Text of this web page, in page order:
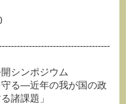
シンポジウム
守る―近年の我が国の政
諸課題」